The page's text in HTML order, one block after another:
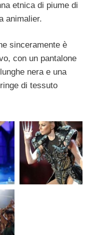
etnica di piume di
animalier.
sinceramente è
con un pantalone
nera e una
di tessuto